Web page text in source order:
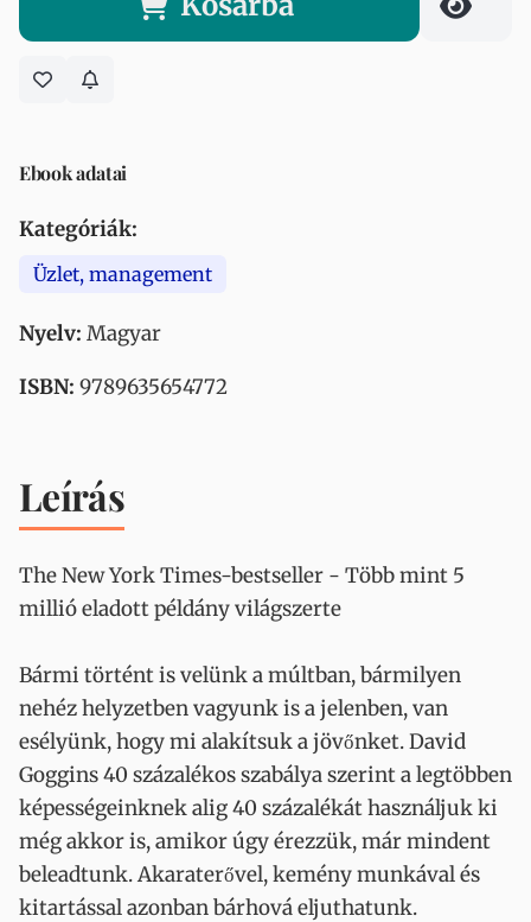
Ebook adatai
Kategóriák:
Üzlet, management
Nyelv: Magyar
ISBN: 9789635654772
Leírás
The New York Times-bestseller - Több mint 5
millió eladott példány világszerte
Bármi történt is velünk a múltban, bármilyen
nehéz helyzetben vagyunk is a jelenben, van
esélyünk, hogy mi alakítsuk a jövőnket. David
Goggins 40 százalékos szabálya szerint a legtöbben
képességeinknek alig 40 százalékát használjuk ki
még akkor is, amikor úgy érezzük, már mindent
beleadtunk. Akaraterővel, kemény munkával és
kitartással azonban bárhová eljuthatunk.